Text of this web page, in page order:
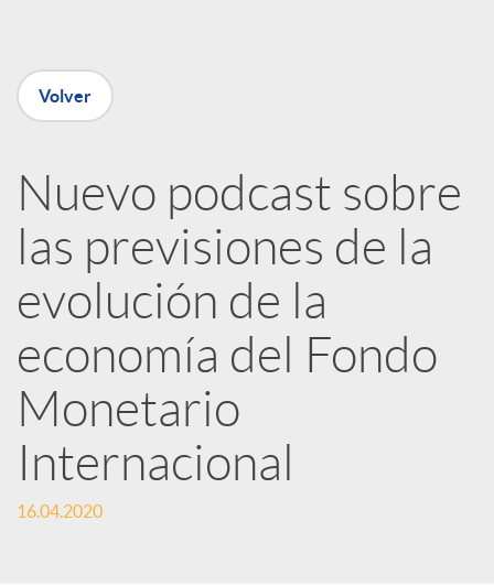
n
R
e
d
e
s
S
Volver
Nuevo podcast sobre
las previsiones de la
evolución de la
economía del Fondo
Monetario
Internacional
16.04.2020